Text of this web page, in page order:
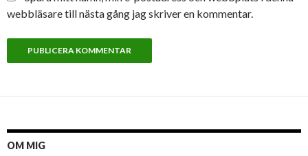
webbläsare till nästa gång jag skriver en kommentar.
OM MIG